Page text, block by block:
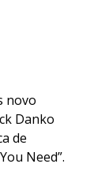
novo
Danko
de
Need”.